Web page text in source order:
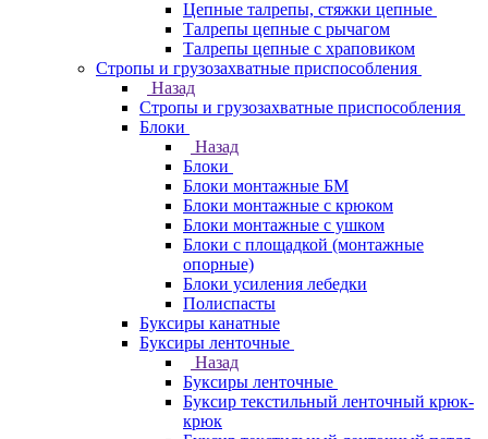
Цепные талрепы, стяжки цепные
Талрепы цепные с рычагом
Талрепы цепные с храповиком
Стропы и грузозахватные приспособления
Назад
Стропы и грузозахватные приспособления
Блоки
Назад
Блоки
Блоки монтажные БМ
Блоки монтажные с крюком
Блоки монтажные с ушком
Блоки с площадкой (монтажные
опорные)
Блоки усиления лебедки
Полиспасты
Буксиры канатные
Буксиры ленточные
Назад
Буксиры ленточные
Буксир текстильный ленточный крюк-
крюк